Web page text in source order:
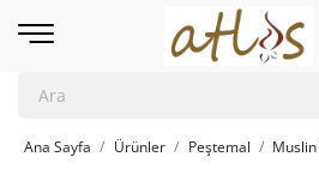
Ana Sayfa Ürünler Peştemal